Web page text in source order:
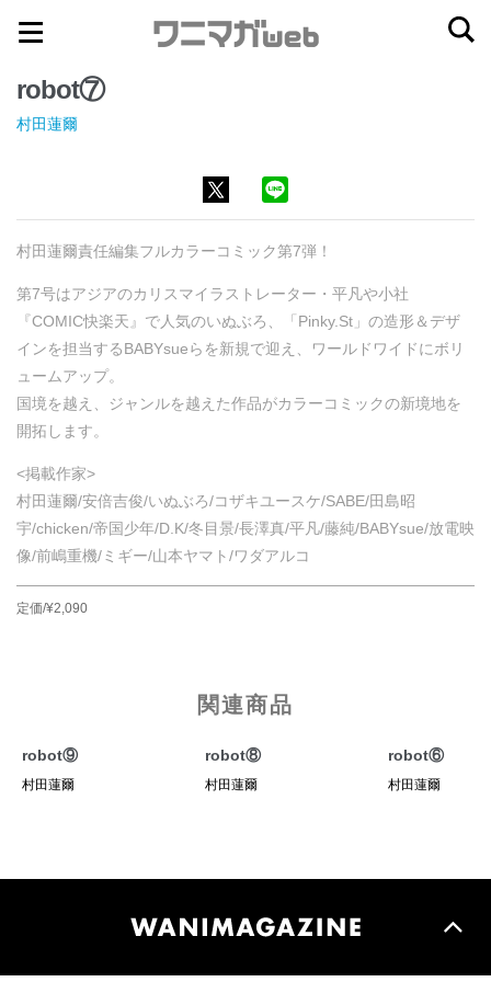
ナ
ゲ
ー
へ
キ
コ
テ
ン
キ
プ
robot⑦
村田蓮爾
村田蓮爾責任編集フルカラーコミック第7弾！
第7号はアジアのカリスマイラストレーター・平凡や小社
『COMIC快楽天』で人気のいぬぶろ、「Pinky.St」の造形＆デザ
インを担当するBABYsueらを新規で迎え、ワールドワイドにボリ
ュームアップ。
国境を越え、ジャンルを越えた作品がカラーコミックの新境地を
開拓します。
<掲載作家>
村田蓮爾/安倍吉俊/いぬぶろ/コザキユースケ/SABE/田島昭
宇/chicken/帝国少年/D.K/冬目景/長澤真/平凡/藤純/BABYsue/放電映
像/前嶋重機/ミギー/山本ヤマト/ワダアルコ
定価/¥2,090
関連商品
robot⑨
村田蓮爾
robot⑧
村田蓮爾
robot⑥
村田蓮爾